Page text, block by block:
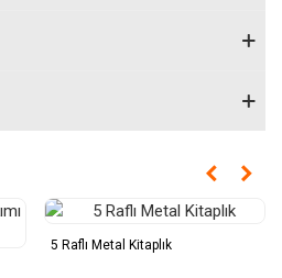
5 Raflı Metal Kitaplık